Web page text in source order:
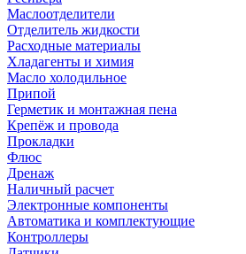
Маслоотделители
Отделитель жидкости
Расходные материалы
Хладагенты и химия
Масло холодильное
Припой
Герметик и монтажная пена
Крепёж и провода
Прокладки
Флюс
Дренаж
Наличный расчет
Электронные компоненты
Автоматика и комплектующие
Контроллеры